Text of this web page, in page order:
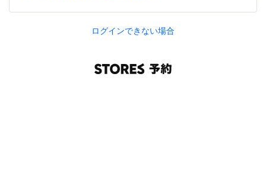
ログインできない場合